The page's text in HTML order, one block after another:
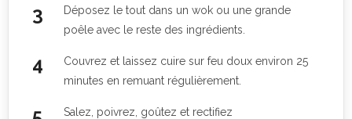
Déposez le tout dans un wok ou une grande
poêle avec le reste des ingrédients.
Couvrez et laissez cuire sur feu doux environ 25
minutes en remuant régulièrement.
Salez, poivrez, goûtez et rectifiez